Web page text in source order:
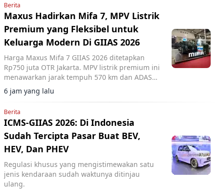
Berita
Maxus Hadirkan Mifa 7, MPV Listrik
Premium yang Fleksibel untuk
Keluarga Modern Di GIIAS 2026
Harga Maxus Mifa 7 GIIAS 2026 ditetapkan
Rp750 juta OTR Jakarta. MPV listrik premium ini
menawarkan jarak tempuh 570 km dan ADAS
Level 2+.
6 jam yang lalu
Berita
ICMS-GIIAS 2026: Di Indonesia
Sudah Tercipta Pasar Buat BEV,
HEV, Dan PHEV
Regulasi khusus yang mengistimewakan satu
jenis kendaraan sudah waktunya ditinjau
ulang.